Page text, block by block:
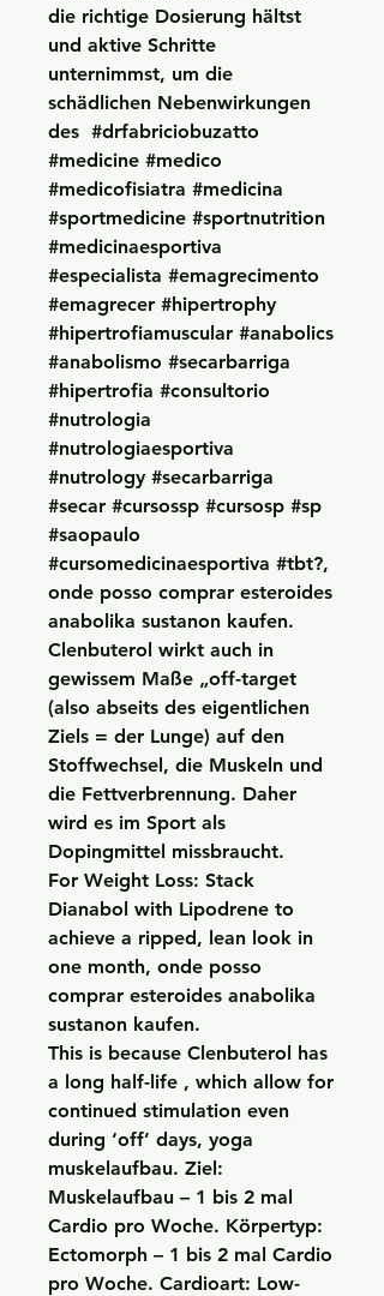
die richtige Dosierung hältst
und aktive Schritte
unternimmst, um die
schädlichen Nebenwirkungen
des  #drfabriciobuzatto
#medicine #medico
#medicofisiatra #medicina
#sportmedicine #sportnutrition
#medicinaesportiva
#especialista #emagrecimento
#emagrecer #hipertrophy
#hipertrofiamuscular #anabolics
#anabolismo #secarbarriga
#hipertrofia #consultorio
#nutrologia
#nutrologiaesportiva
#nutrology #secarbarriga
#secar #cursossp #cursosp #sp
#saopaulo
#cursomedicinaesportiva #tbt?,
onde posso comprar esteroides
anabolika sustanon kaufen.
Clenbuterol wirkt auch in
gewissem Maße „off-target
(also abseits des eigentlichen
Ziels = der Lunge) auf den
Stoffwechsel, die Muskeln und
die Fettverbrennung. Daher
wird es im Sport als
Dopingmittel missbraucht.
For Weight Loss: Stack
Dianabol with Lipodrene to
achieve a ripped, lean look in
one month, onde posso
comprar esteroides anabolika
sustanon kaufen.
This is because Clenbuterol has
a long half-life , which allow for
continued stimulation even
during ‘off’ days, yoga
muskelaufbau. Ziel:
Muskelaufbau – 1 bis 2 mal
Cardio pro Woche. Körpertyp:
Ectomorph – 1 bis 2 mal Cardio
pro Woche. Cardioart: Low-